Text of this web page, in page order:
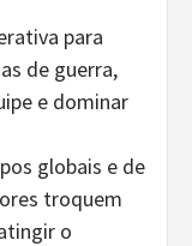
para
de guerra,
e dominar
globais e de
troquem
o